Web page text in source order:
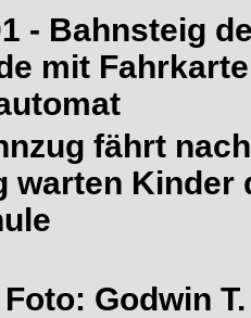
- Bahnsteig
mit
fährt
warten Kinder
Foto: Godwin